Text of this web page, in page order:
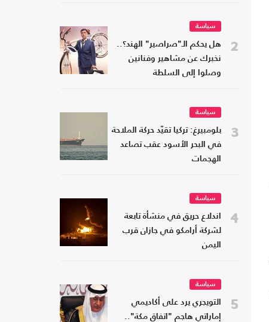
2
سياسة
هل يحكم الـ"صراصير" الهند؟..
نخبرك عن مشاهير وفنانين
وصلوا إلى السلطة
3
سياسة
بلومبيرغ: تركيا تقيّد حركة الملاحة
في البحر الأسود عقب تصاعد
الهجمات
4
سياسة
اندلاع حريق في منشأة تابعة
لشركة أرامكو في جازان قرب
اليمن
5
سياسة
التويجري يرد على أكاديمي
إماراتي هاجم "اتفاق مكة"..